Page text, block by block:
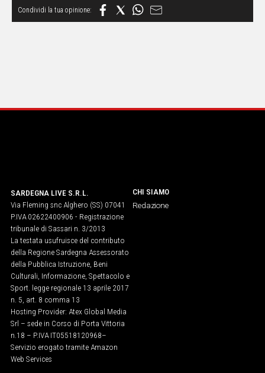
SARDEGNA LIVE S.R.L.
Via Fleming snc Alghero (SS) 07041
P.IVA 02622400906 - Registrazione
tribunale di Sassari n. 3/2013
La testata usufruisce del contributo
della Regione Sardegna Assessorato
della Pubblica Istruzione, Beni
Culturali, Informazione, Spettacolo e
Sport. legge regionale 13 aprile 2017
n. 5, art. 8 comma 13
Hosting Provider: Atex Global Media
Srl – sede in Corso di Porta Vittoria
n.18 – P.IVA IT05518120968​–
Servizio erogato tramite Amazon
Web Services
CHI SIAMO
Redazione